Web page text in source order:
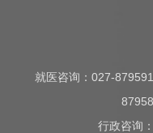
就医咨询： 027-
行政咨询